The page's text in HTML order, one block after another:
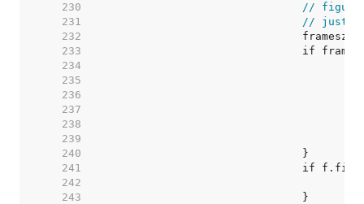
   230
// figure
   231
// just
   232
   233
   234
   235
   236
   237
   238
   239
   240
   241
   242
   243